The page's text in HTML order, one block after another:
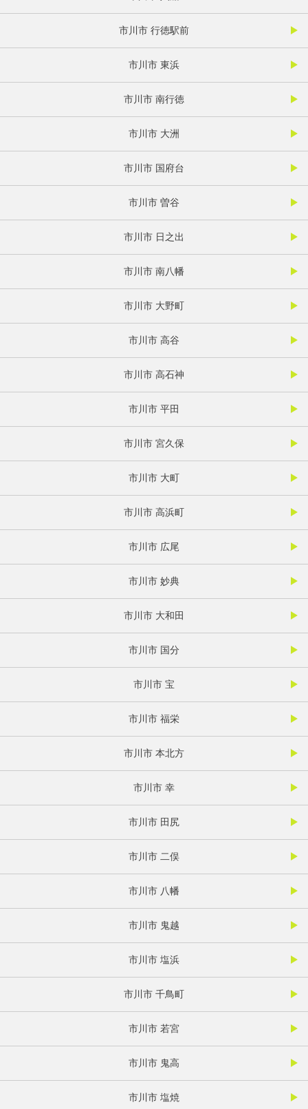
市川市 行徳駅前
市川市 東浜
市川市 南行徳
市川市 大洲
市川市 国府台
市川市 曽谷
市川市 日之出
市川市 南八幡
市川市 大野町
市川市 高谷
市川市 高石神
市川市 平田
市川市 宮久保
市川市 大町
市川市 高浜町
市川市 広尾
市川市 妙典
市川市 大和田
市川市 国分
市川市 宝
市川市 福栄
市川市 本北方
市川市 幸
市川市 田尻
市川市 二俣
市川市 八幡
市川市 鬼越
市川市 塩浜
市川市 千鳥町
市川市 若宮
市川市 鬼高
市川市 塩焼